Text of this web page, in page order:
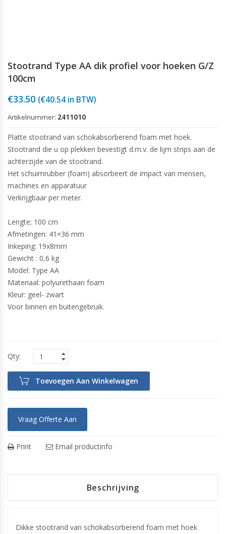
Stootrand Type AA dik profiel voor hoeken G/Z
100cm
€33.50 (€40.54 in BTW)
Artikelnummer: 2411010
Platte stootrand van schokabsorberend foam met hoek.
Stootrand die u op plekken bevestigt d.m.v. de lijm strips aan de
achterzijde van de stootrand.
Het schuimrubber (foam) absorbeert de impact van mensen,
machines en apparatuur
Verkrijgbaar per meter.
Lengte; 100 cm
Afmetingen: 41×36 mm
Inkeping: 19x8mm
Gewicht : 0,6 kg
Model: Type AA
Materiaal: polyurethaan foam
Kleur: geel- zwart
Voor binnen en buitengebruik.
Toevoegen Aan Winkelwagen
Vraag Offerte Aan
Print Email productinfo
Beschrijving
Dikke stootrand van schokabsorberend foam met hoek